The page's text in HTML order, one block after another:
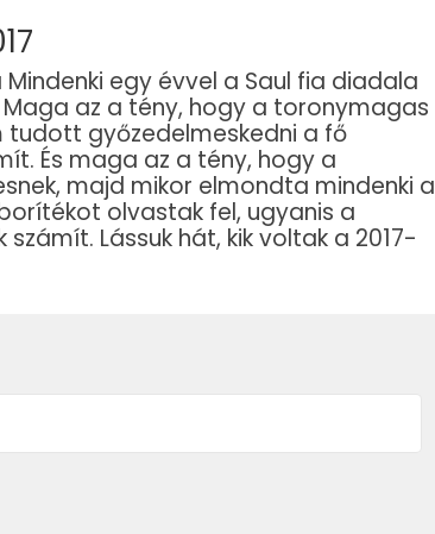
egy évvel a Saul fia diadala
az a tény, hogy a toronymagas
tudott győzedelmeskedni a fő
És maga az a tény, hogy a
majd mikor elmondta mindenki a
olvastak fel, ugyanis a
Lássuk hát, kik voltak a 2017-